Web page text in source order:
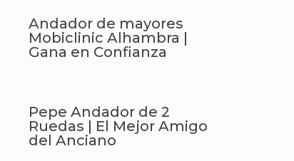
Andador de mayores
Mobiclinic Alhambra |
Gana en Confianza
Pepe Andador de 2
Ruedas | El Mejor Amigo
del Anciano